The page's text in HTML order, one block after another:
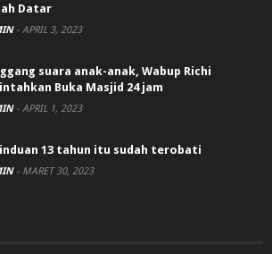
Datar
- APRIL 3, 2023
suara anak-anak, Wabup Richi
Buka Masjid 24 jam
- APRIL 1, 2023
13 tahun itu sudah terobati
- MARET 30, 2023